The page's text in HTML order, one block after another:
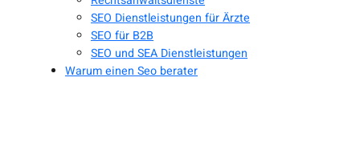
SEO Dienstleistungen für Ärzte
SEO für B2B
SEO und SEA Dienstleistungen
Warum einen Seo berater